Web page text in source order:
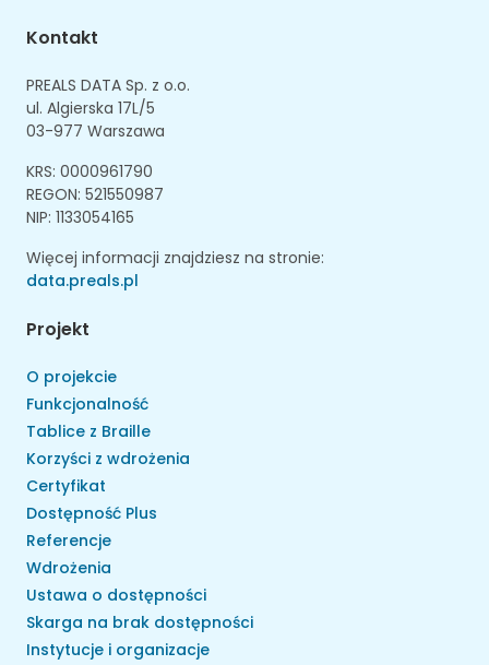
Kontakt
PREALS DATA Sp. z o.o.
ul. Algierska 17L/5
03-977 Warszawa
KRS: 0000961790
REGON: 521550987
NIP: 1133054165
Więcej informacji znajdziesz na stronie:
data.preals.pl
Projekt
O projekcie
Funkcjonalność
Tablice z Braille
Korzyści z wdrożenia
Certyfikat
Dostępność Plus
Referencje
Wdrożenia
Ustawa o dostępności
Skarga na brak dostępności
Instytucje i organizacje